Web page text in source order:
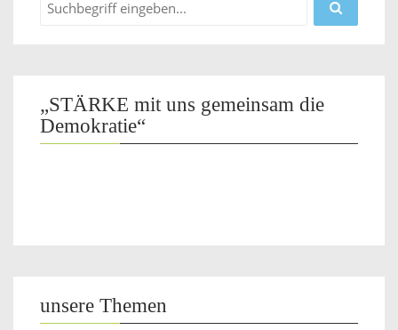
„STÄRKE mit uns gemeinsam die
Demokratie“
unsere Themen